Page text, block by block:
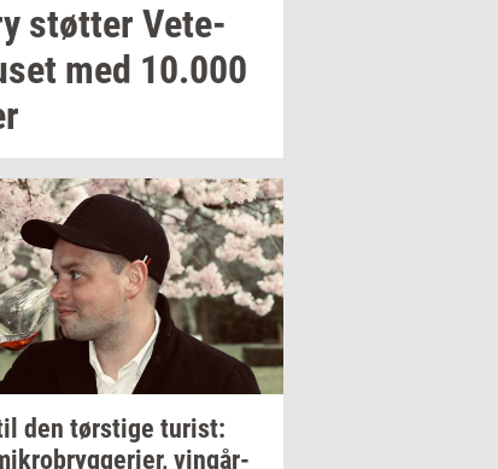
støt­ter Ve­te­
med 10.000
den tørsti­ge turist:
vin­går­